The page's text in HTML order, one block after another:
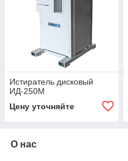
Истиратель дисковый
ИД-250М
Цену уточняйте
О нас